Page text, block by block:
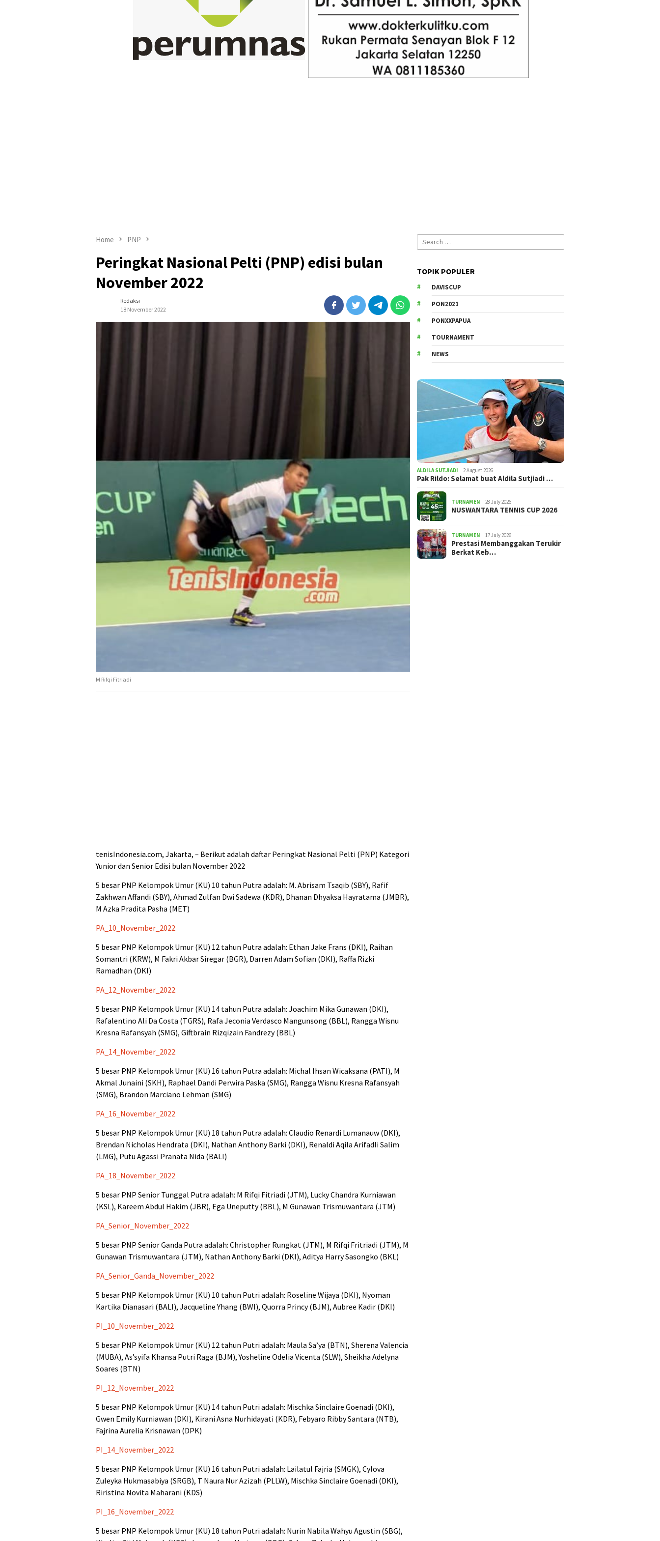
Home PNP
Peringkat Nasional Pelti (PNP) edisi bulan
November 2022
Redaksi
18 November 2022
M Rifqi Fitriadi
tenisIndonesia.com, Jakarta, – Berikut adalah daftar Peringkat Nasional Pelti (PNP) Kategori
Yunior dan Senior Edisi bulan November 2022
5 besar PNP Kelompok Umur (KU) 10 tahun Putra adalah: M. Abrisam Tsaqib (SBY), Rafif
Zakhwan Affandi (SBY), Ahmad Zulfan Dwi Sadewa (KDR), Dhanan Dhyaksa Hayratama (JMBR),
M Azka Pradita Pasha (MET)
PA_10_November_2022
5 besar PNP Kelompok Umur (KU) 12 tahun Putra adalah: Ethan Jake Frans (DKI), Raihan
Somantri (KRW), M Fakri Akbar Siregar (BGR), Darren Adam Sofian (DKI), Raffa Rizki
Ramadhan (DKI)
PA_12_November_2022
5 besar PNP Kelompok Umur (KU) 14 tahun Putra adalah: Joachim Mika Gunawan (DKI),
Rafalentino Ali Da Costa (TGRS), Rafa Jeconia Verdasco Mangunsong (BBL), Rangga Wisnu
Kresna Rafansyah (SMG), Giftbrain Rizqizain Fandrezy (BBL)
PA_14_November_2022
5 besar PNP Kelompok Umur (KU) 16 tahun Putra adalah: Michal Ihsan Wicaksana (PATI), M
Akmal Junaini (SKH), Raphael Dandi Perwira Paska (SMG), Rangga Wisnu Kresna Rafansyah
(SMG), Brandon Marciano Lehman (SMG)
PA_16_November_2022
5 besar PNP Kelompok Umur (KU) 18 tahun Putra adalah: Claudio Renardi Lumanauw (DKI),
Brendan Nicholas Hendrata (DKI), Nathan Anthony Barki (DKI), Renaldi Aqila Arifadli Salim
(LMG), Putu Agassi Pranata Nida (BALI)
PA_18_November_2022
5 besar PNP Senior Tunggal Putra adalah: M Rifqi Fitriadi (JTM), Lucky Chandra Kurniawan
(KSL), Kareem Abdul Hakim (JBR), Ega Uneputty (BBL), M Gunawan Trismuwantara (JTM)
PA_Senior_November_2022
5 besar PNP Senior Ganda Putra adalah: Christopher Rungkat (JTM), M Rifqi Fritriadi (JTM), M
Gunawan Trismuwantara (JTM), Nathan Anthony Barki (DKI), Aditya Harry Sasongko (BKL)
PA_Senior_Ganda_November_2022
5 besar PNP Kelompok Umur (KU) 10 tahun Putri adalah: Roseline Wijaya (DKI), Nyoman
Kartika Dianasari (BALI), Jacqueline Yhang (BWI), Quorra Princy (BJM), Aubree Kadir (DKI)
PI_10_November_2022
5 besar PNP Kelompok Umur (KU) 12 tahun Putri adalah: Maula Sa’ya (BTN), Sherena Valencia
(MUBA), As’syifa Khansa Putri Raga (BJM), Yosheline Odelia Vicenta (SLW), Sheikha Adelyna
Soares (BTN)
PI_12_November_2022
5 besar PNP Kelompok Umur (KU) 14 tahun Putri adalah: Mischka Sinclaire Goenadi (DKI),
Gwen Emily Kurniawan (DKI), Kirani Asna Nurhidayati (KDR), Febyaro Ribby Santara (NTB),
Fajrina Aurelia Krisnawan (DPK)
PI_14_November_2022
5 besar PNP Kelompok Umur (KU) 16 tahun Putri adalah: Lailatul Fajria (SMGK), Cylova
Zuleyka Hukmasabiya (SRGB), T Naura Nur Azizah (PLLW), Mischka Sinclaire Goenadi (DKI),
Riristina Novita Maharani (KDS)
PI_16_November_2022
5 besar PNP Kelompok Umur (KU) 18 tahun Putri adalah: Nurin Nabila Wahyu Agustin (SBG),
Search
for:
TOPIK POPULER
DAVISCUP
PON2021
PONXXPAPUA
TOURNAMENT
NEWS
ALDILA SUTJIADI 2 August 2026
Pak Rildo: Selamat buat Aldila Sutjiadi …
TURNAMEN 28 July 2026
NUSWANTARA TENNIS CUP 2026
TURNAMEN 17 July 2026
Prestasi Membanggakan Terukir
Berkat Keb…